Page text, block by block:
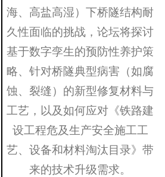
海、高盐高湿）下桥隧结构耐
久性面临的挑战，论坛将探讨
基于数字孪生的预防性养护策
略、针对桥隧典型病害（如腐
蚀、裂缝）的新型修复材料与
工艺，以及如何应对《铁路建
设工程危及生产安全施工工
艺、设备和材料淘汰目录》带
来的技术升级需求。